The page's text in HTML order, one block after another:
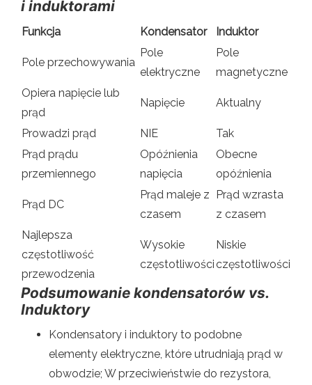
i induktorami
Funkcja Kondensator Induktor
Pole przechowywania
Pole
elektryczne
Pole
magnetyczne
Opiera napięcie lub
prąd
Napięcie Aktualny
Prowadzi prąd NIE
Tak
Prąd prądu
przemiennego
Opóźnienia
napięcia
Obecne
opóźnienia
Prąd DC
Prąd maleje z
czasem
Prąd wzrasta
z czasem
Najlepsza
częstotliwość
przewodzenia
Wysokie
częstotliwości
Niskie
częstotliwości
Podsumowanie kondensatorów vs.
Induktory
Kondensatory i induktory to podobne
elementy elektryczne, które utrudniają prąd w
obwodzie; W przeciwieństwie do rezystora,